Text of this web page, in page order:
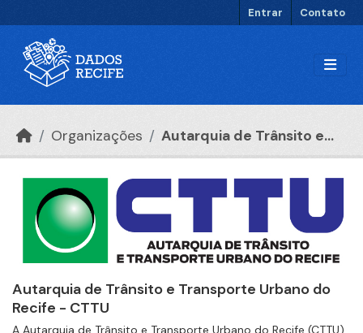
Entrar Contato
Organizações Autarquia de Trânsito e...
Autarquia de Trânsito e Transporte Urbano do
Recife - CTTU
A Autarquia de Trânsito e Transporte Urbano do Recife (CTTU)